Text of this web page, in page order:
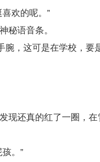
欢的呢。”
秘语音条。
腕，这可是在学校，要
现还真的红了一圈，
。”